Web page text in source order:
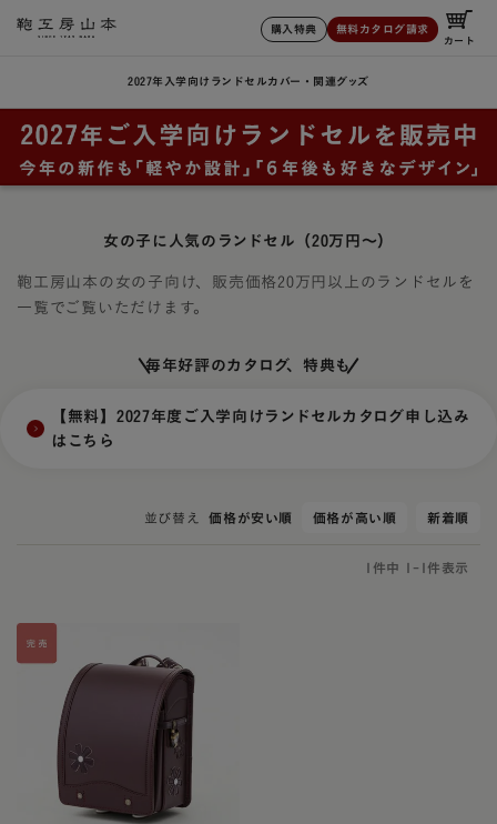
購入特典 無料カタログ請求
カート
2027年入学向けランドセル カバー・関連グッズ
女の子に人気のランドセル（20万円～）
鞄工房山本の女の子向け、販売価格20万円以上のランドセルを
一覧でご覧いただけます。
毎年好評のカタログ、特典も
【無料】2027年度ご入学向けランドセルカタログ申し込み
はこちら
並び替え 価格が安い順 価格が高い順 新着順
1 件中 1 - 1 件表示